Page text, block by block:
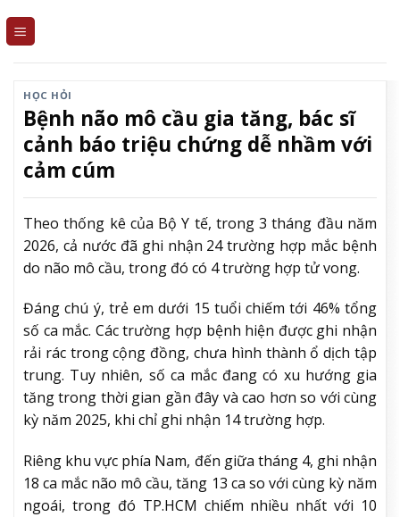
HỌC HỎI
Bệnh não mô cầu gia tăng, bác sĩ
cảnh báo triệu chứng dễ nhầm với
cảm cúm
Theo thống kê của Bộ Y tế, trong 3 tháng đầu năm
2026, cả nước đã ghi nhận 24 trường hợp mắc bệnh
do não mô cầu, trong đó có 4 trường hợp tử vong.
Đáng chú ý, trẻ em dưới 15 tuổi chiếm tới 46% tổng
số ca mắc. Các trường hợp bệnh hiện được ghi nhận
rải rác trong cộng đồng, chưa hình thành ổ dịch tập
trung. Tuy nhiên, số ca mắc đang có xu hướng gia
tăng trong thời gian gần đây và cao hơn so với cùng
kỳ năm 2025, khi chỉ ghi nhận 14 trường hợp.
Riêng khu vực phía Nam, đến giữa tháng 4, ghi nhận
18 ca mắc não mô cầu, tăng 13 ca so với cùng kỳ năm
ngoái, trong đó TP.HCM chiếm nhiều nhất với 10